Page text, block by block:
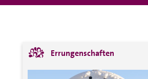
Errungenschaften